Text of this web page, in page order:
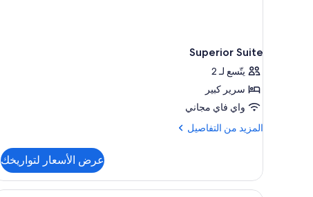
Superior Suite
يتّسع لـ 2
سرير كبير
واي فاي مجاني
المزيد من التفاصيل
المزيد
Superior
Suite
عرض الأسعار لتواريخك